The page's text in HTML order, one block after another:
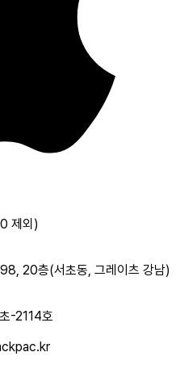
제외)
20층(서초동, 그레이츠 강남)
-2114호